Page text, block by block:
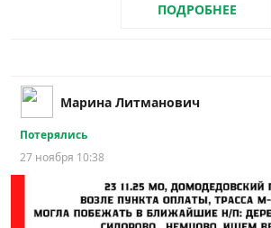
ПОДРОБНЕЕ
Марина Литманович
Потерялись
27 ноября 10:38